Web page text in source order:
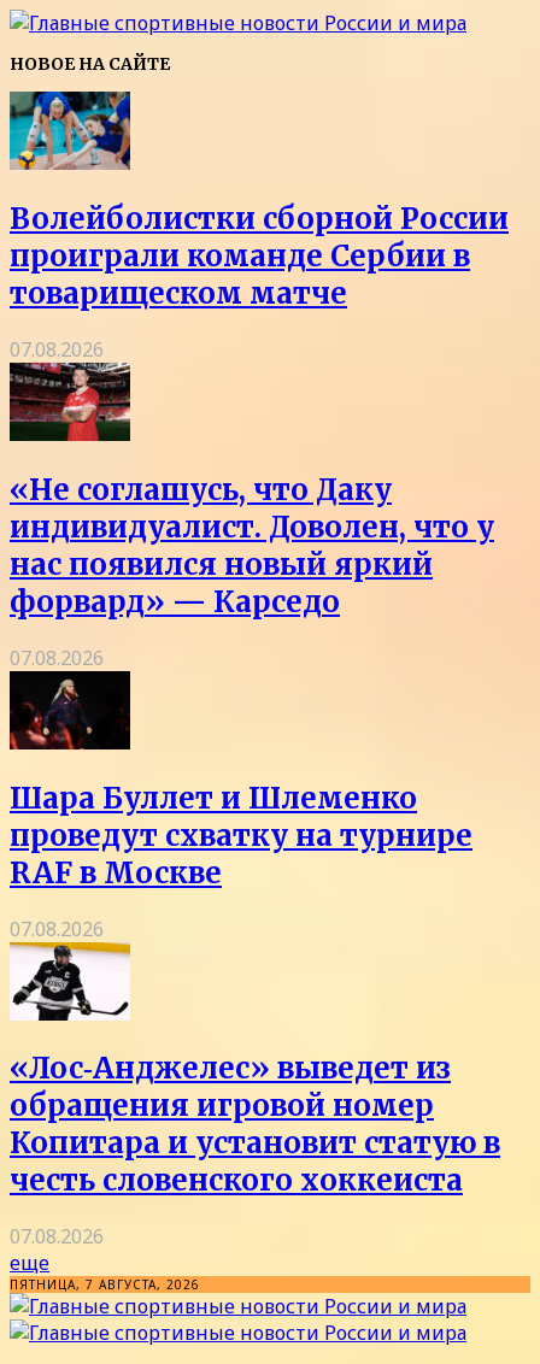
НОВОЕ НА САЙТЕ
Волейболистки сборной России
проиграли команде Сербии в
товарищеском матче
07.08.2026
«Не соглашусь, что Даку
индивидуалист. Доволен, что у
нас появился новый яркий
форвард» — Карседо
07.08.2026
Шара Буллет и Шлеменко
проведут схватку на турнире
RAF в Москве
07.08.2026
«Лос‑Анджелес» выведет из
обращения игровой номер
Копитара и установит статую в
честь словенского хоккеиста
07.08.2026
еще
ПЯТНИЦА, 7 АВГУСТА, 2026